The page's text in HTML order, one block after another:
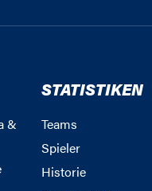
&
STATISTIKEN
Teams
Spieler
Historie